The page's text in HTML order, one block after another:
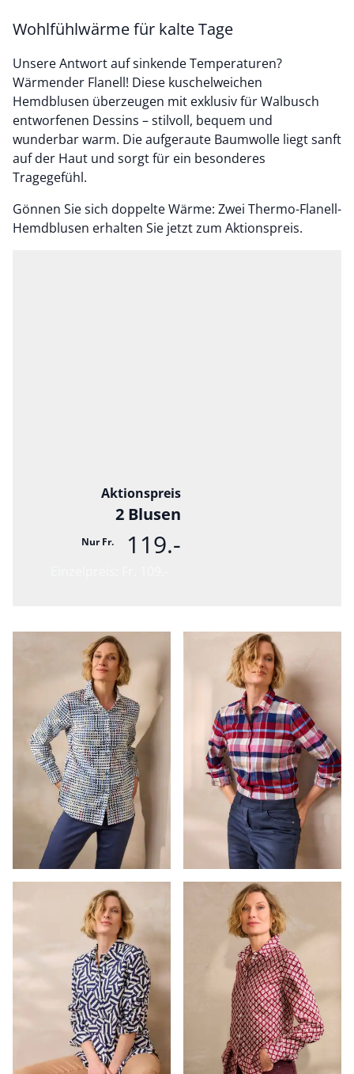
Wohlfühlwärme für kalte Tage
Unsere Antwort auf sinkende Temperaturen?
Wärmender Flanell! Diese kuschelweichen
Hemdblusen überzeugen mit exklusiv für Walbusch
entworfenen Dessins – stilvoll, bequem und
wunderbar warm. Die aufgeraute Baumwolle liegt sanft
auf der Haut und sorgt für ein besonderes
Tragegefühl.
Gönnen Sie sich doppelte Wärme: Zwei Thermo-Flanell-
Hemdblusen erhalten Sie jetzt zum Aktionspreis.
Aktionspreis
2 Blusen
Nur Fr. 119.-